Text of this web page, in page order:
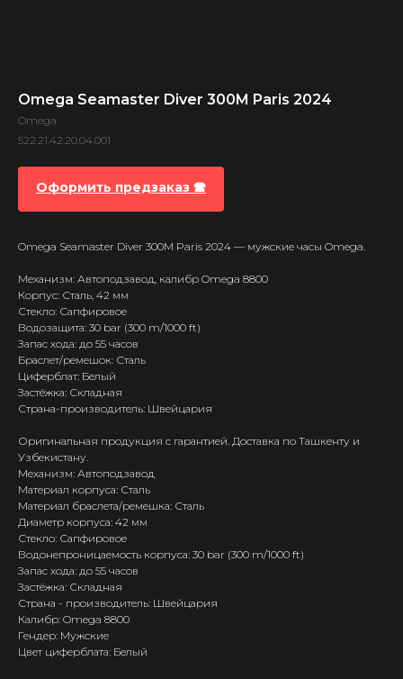
Omega Seamaster Diver 300M Paris 2024
Omega
522.21.42.20.04.001
Оформить предзаказ 🕿
Omega Seamaster Diver 300M Paris 2024 — мужские часы Omega.
Механизм: Автоподзавод, калибр Omega 8800
Корпус: Сталь, 42 мм
Стекло: Сапфировое
Водозащита: 30 bar (300 m/1000 ft)
Запас хода: до 55 часов
Браслет/ремешок: Сталь
Циферблат: Белый
Застёжка: Складная
Страна-производитель: Швейцария
Оригинальная продукция с гарантией. Доставка по Ташкенту и
Узбекистану.
Механизм: Автоподзавод
Материал корпуса: Сталь
Материал браслета/ремешка: Сталь
Диаметр корпуса: 42 мм
Стекло: Сапфировое
Водонепроницаемость корпуса: 30 bar (300 m/1000 ft)
Запас хода: до 55 часов
Застёжка: Складная
Страна - производитель: Швейцария
Калибр: Omega 8800
Гендер: Мужские
Цвет циферблата: Белый